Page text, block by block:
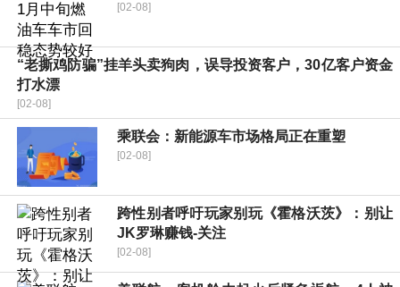
[02-08]
“老撕鸡防骗”挂羊头卖狗肉，误导投资客户，30亿客户资金
打水漂
[02-08]
乘联会：新能源车市场格局正在重塑
[02-08]
跨性别者呼吁玩家别玩《霍格沃茨》：别让
JK罗琳赚钱-关注
[02-08]